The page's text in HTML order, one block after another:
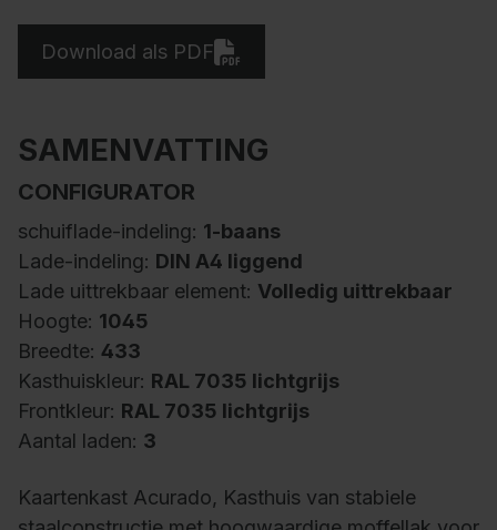
Download als PDF
SAMENVATTING
CONFIGURATOR
schuiflade-indeling: 1-baans
Lade-indeling: DIN A4 liggend
Lade uittrekbaar element: Volledig uittrekbaar
Hoogte: 1045
Breedte: 433
Kasthuiskleur: RAL 7035 lichtgrijs
Frontkleur: RAL 7035 lichtgrijs
Aantal laden: 3
Kaartenkast Acurado, Kasthuis van stabiele